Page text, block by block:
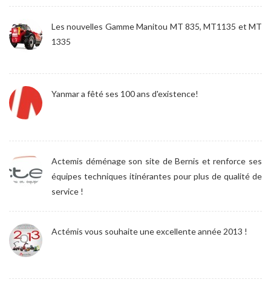
Les nouvelles Gamme Manitou MT 835, MT1135 et MT
1335
Yanmar a fêté ses 100 ans d'existence!
Actemis déménage son site de Bernis et renforce ses
équipes techniques itinérantes pour plus de qualité de
service !
Actémis vous souhaite une excellente année 2013 !